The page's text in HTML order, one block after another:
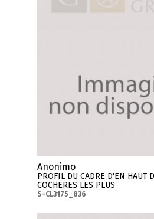
Anonimo
PROFIL DU CADRE D'EN HAUT
COCHERES LES PLUS
S-CL3175_836